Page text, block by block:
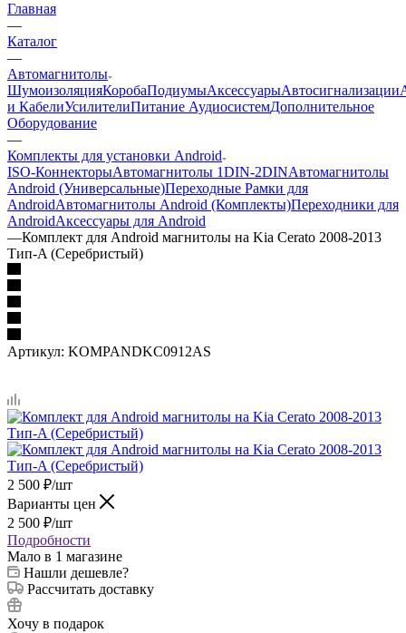
Главная
—
Каталог
—
Автомагнитолы
ШумоизоляцияКоробаПодиумыАксессуарыАвтосигнализации
и КабелиУсилителиПитание АудиосистемДополнительное
Оборудование
—
Комплекты для установки Android
ISO-КоннекторыАвтомагнитолы 1DIN-2DINАвтомагнитолы
Android (Универсальные)Переходные Рамки для
AndroidАвтомагнитолы Android (Комплекты)Переходники для
AndroidАксессуары для Android
—Комплект для Android магнитолы на Kia Cerato 2008-2013
Тип-A (Серебристый)
Артикул: KOMPANDKC0912AS
2 500 ₽/шт
Варианты цен
2 500 ₽/шт
Подробности
Мало в 1 магазине
Нашли дешевле?
Рассчитать доставку
Хочу в подарок